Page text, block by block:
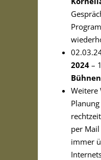
2024 –
Weitere
per
immer